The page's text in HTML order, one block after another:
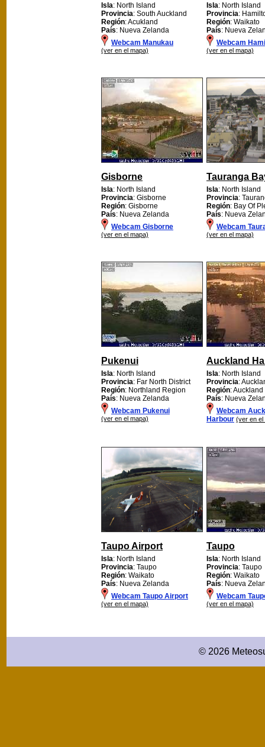
Isla: North Island
Provincia: South Auckland
Región: Acukland
País: Nueva Zelanda
Webcam Manukau
(ver en el mapa)
Isla: North Island
Provincia:
Región: Waikato
País: Nueva
Webcam
(ver en el mapa)
Gisborne
Isla: North Island
Provincia: Gisborne
Región: Gisborne
País: Nueva Zelanda
Webcam Gisborne
(ver en el mapa)
Tauranga
Isla: North Island
Provincia:
Región: Bay Of
País: Nueva
Webcam
(ver en el mapa)
Pukenui
Isla: North Island
Provincia: Far North District
Región: Northland Region
País: Nueva Zelanda
Webcam Pukenui
(ver en el mapa)
Auckland
Isla: North Island
Provincia:
Región: Auckland
País: Nueva
Webcam
Harbour (ver en el
Taupo Airport
Isla: North Island
Provincia: Taupo
Región: Waikato
País: Nueva Zelanda
Webcam Taupo Airport
(ver en el mapa)
Taupo
Isla: North Island
Provincia: Taupo
Región: Waikato
País: Nueva
Webcam
(ver en el mapa)
© 2026